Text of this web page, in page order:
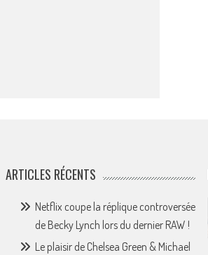
ARTICLES RÉCENTS
Netflix coupe la réplique controversée
de Becky Lynch lors du dernier RAW !
Le plaisir de Chelsea Green & Michael